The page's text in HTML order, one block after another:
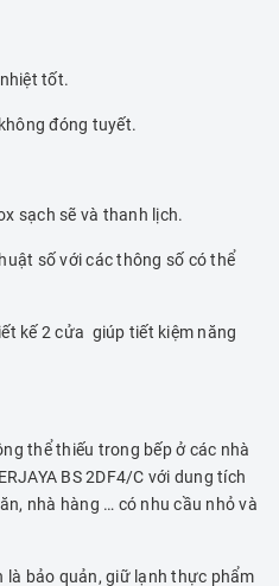
tốt.
đóng tuyết.
sạch sẽ và thanh lịch.
số với các thông số có thể
kế 2 cửa giúp tiết kiệm năng
thể thiếu trong bếp ở các nhà
BS 2DF4/C với dung tích
nhà hàng … có nhu cầu nhỏ và
là bảo quản, giữ lạnh thực phẩm